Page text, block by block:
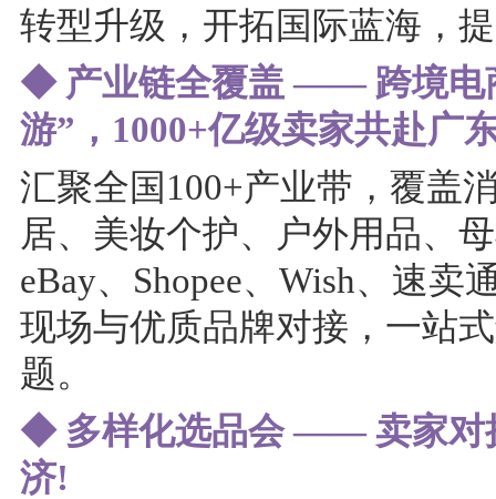
转型升级，开拓国际蓝海，
◆ 产业链全覆盖 —— 跨境电
游”，1000+亿级卖家共赴广
汇聚全国100+产业带，覆盖
居、美妆个护、户外用品、
eBay、Shopee、Wish、速卖
现场与优质品牌对接，一站
题。
◆ 多样化选品会 —— 卖家对
济!